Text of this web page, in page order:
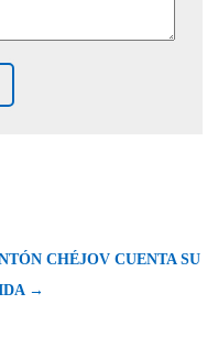
CHÉJOV CUENTA SU
→